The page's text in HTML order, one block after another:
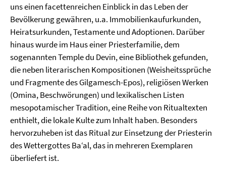
uns einen facettenreichen Einblick in das Leben der
Bevölkerung gewähren, u.a. Immobilienkaufurkunden,
Heiratsurkunden, Testamente und Adoptionen. Darüber
hinaus wurde im Haus einer Priesterfamilie, dem
sogenannten Temple du Devin, eine Bibliothek gefunden,
die neben literarischen Kompositionen (Weisheitssprüche
und Fragmente des Gilgamesch-Epos), religiösen Werken
(Omina, Beschwörungen) und lexikalischen Listen
mesopotamischer Tradition, eine Reihe von Ritualtexten
enthielt, die lokale Kulte zum Inhalt haben. Besonders
hervorzuheben ist das Ritual zur Einsetzung der Priesterin
des Wettergottes Ba‘al, das in mehreren Exemplaren
überliefert ist.